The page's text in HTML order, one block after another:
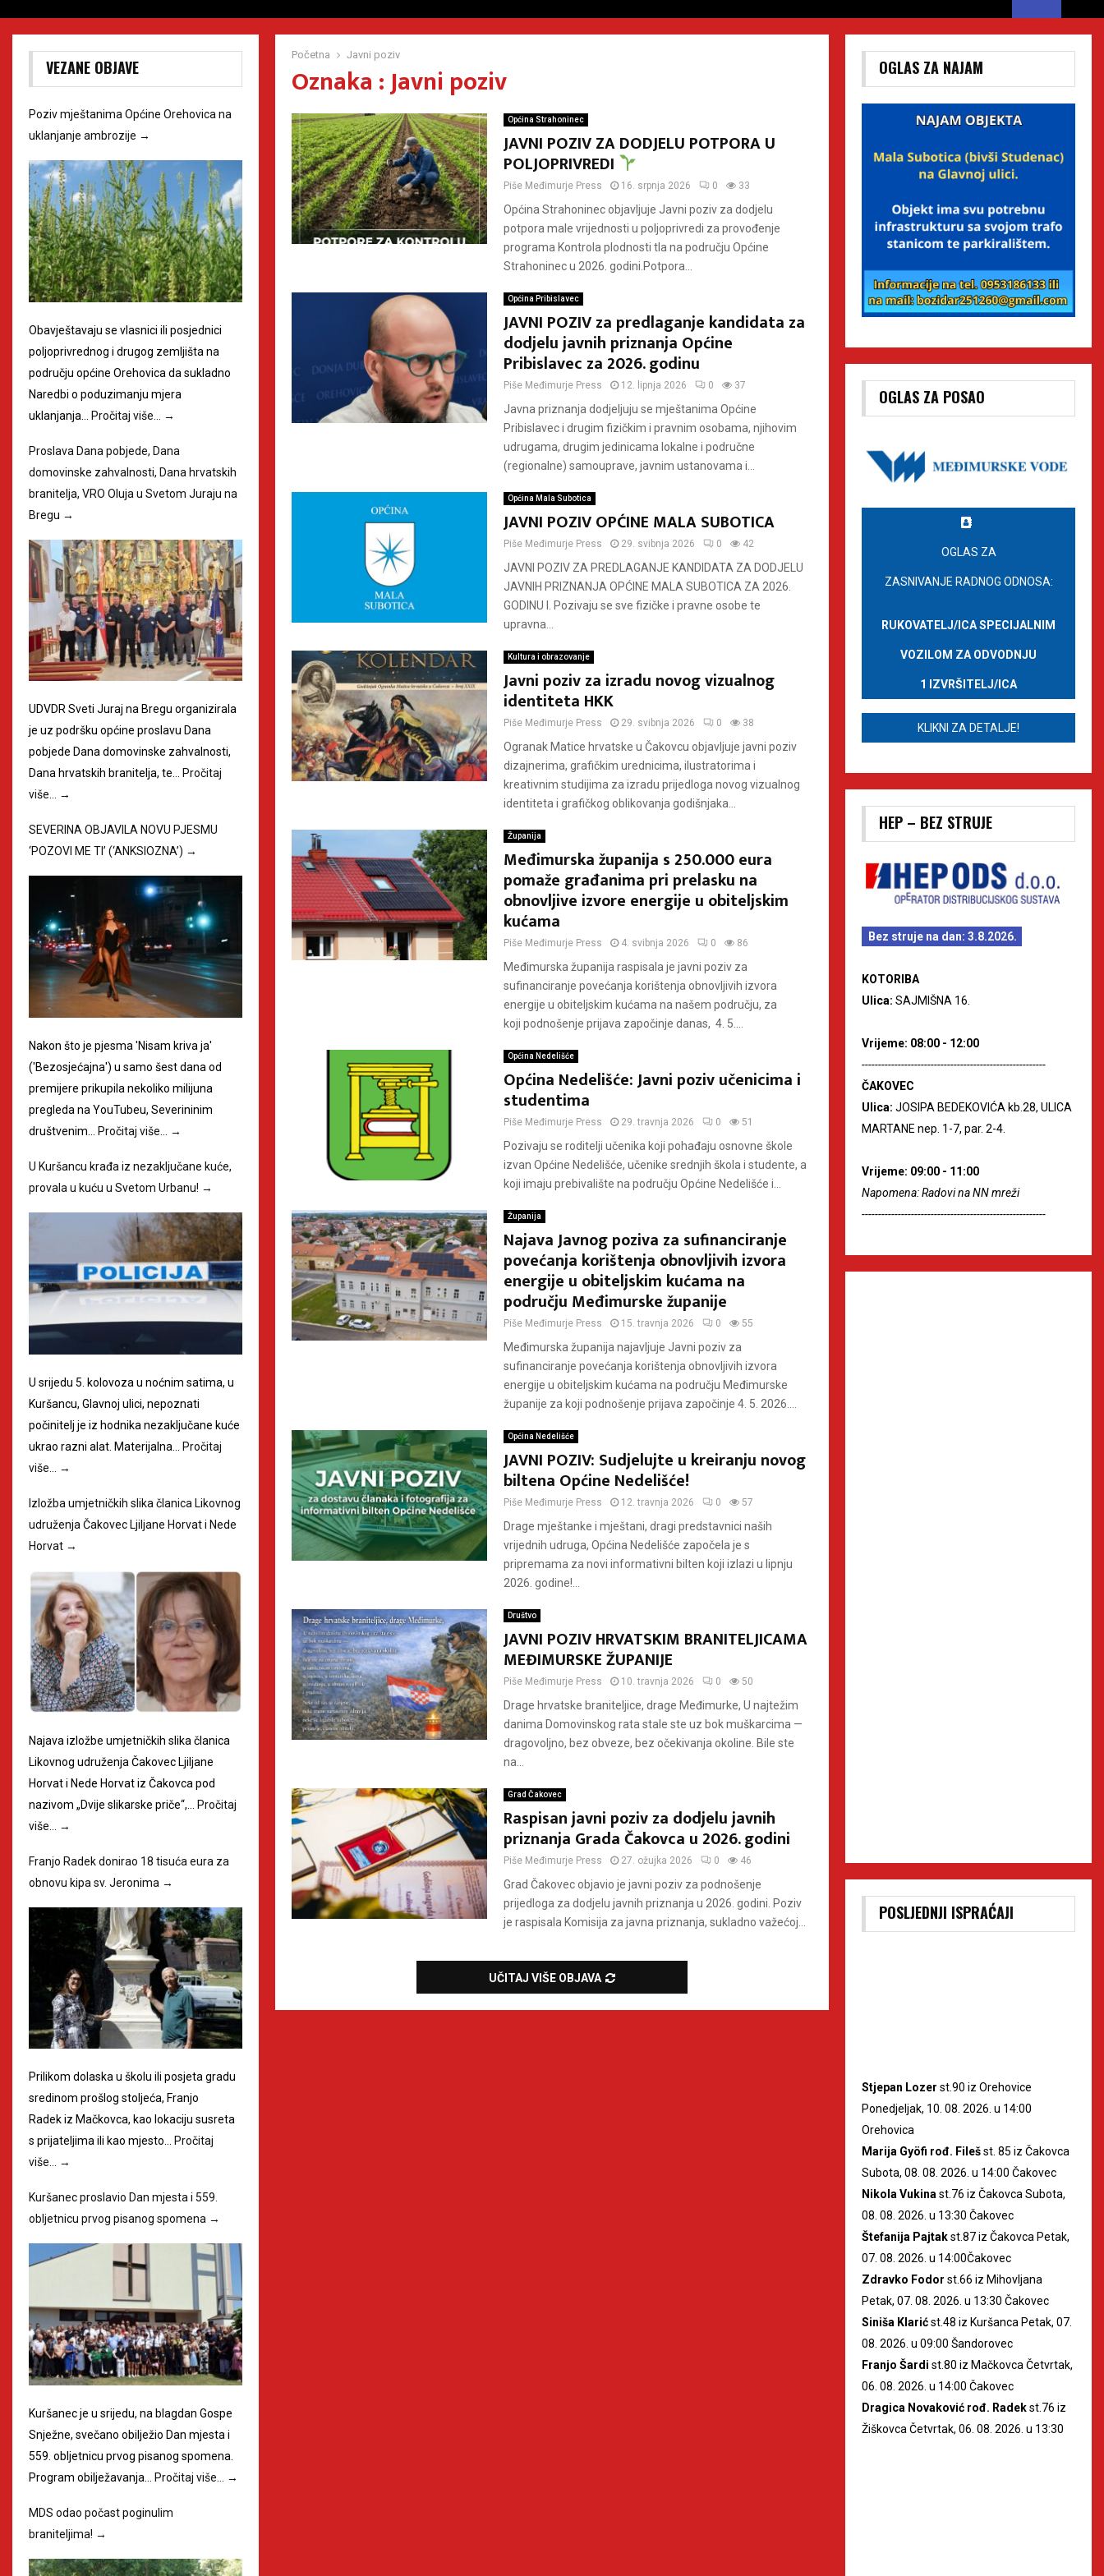
Početna Javni poziv
Oznaka : Javni poziv
Općina Strahoninec
JAVNI POZIV ZA DODJELU POTPORA U
POLJOPRIVREDI
Piše Međimurje Press 16. srpnja 2026 0 33
Općina Strahoninec objavljuje Javni poziv za dodjelu
potpora male vrijednosti u poljoprivredi za provođenje
programa Kontrola plodnosti tla na području Općine
Strahoninec u 2026. godini.Potpora...
Općina Pribislavec
JAVNI POZIV za predlaganje kandidata za
dodjelu javnih priznanja Općine
Pribislavec za 2026. godinu
Piše Međimurje Press 12. lipnja 2026 0 37
Javna priznanja dodjeljuju se mještanima Općine
Pribislavec i drugim fizičkim i pravnim osobama, njihovim
udrugama, drugim jedinicama lokalne i područne
(regionalne) samouprave, javnim ustanovama i...
Općina Mala Subotica
JAVNI POZIV OPĆINE MALA SUBOTICA
Piše Međimurje Press 29. svibnja 2026 0 42
JAVNI POZIV ZA PREDLAGANJE KANDIDATA ZA DODJELU
JAVNIH PRIZNANJA OPĆINE MALA SUBOTICA ZA 2026.
GODINU I. Pozivaju se sve fizičke i pravne osobe te
upravna...
Kultura i obrazovanje
Javni poziv za izradu novog vizualnog
identiteta HKK
Piše Međimurje Press 29. svibnja 2026 0 38
Ogranak Matice hrvatske u Čakovcu objavljuje javni poziv
dizajnerima, grafičkim urednicima, ilustratorima i
kreativnim studijima za izradu prijedloga novog vizualnog
identiteta i grafičkog oblikovanja godišnjaka...
Županija
Međimurska županija s 250.000 eura
pomaže građanima pri prelasku na
obnovljive izvore energije u obiteljskim
kućama
Piše Međimurje Press 4. svibnja 2026 0 86
Međimurska županija raspisala je javni poziv za
sufinanciranje povećanja korištenja obnovljivih izvora
energije u obiteljskim kućama na našem području, za
koji podnošenje prijava započinje danas, 4. 5....
Općina Nedelišće
Općina Nedelišće: Javni poziv učenicima i
studentima
Piše Međimurje Press 29. travnja 2026 0 51
Pozivaju se roditelji učenika koji pohađaju osnovne škole
izvan Općine Nedelišće, učenike srednjih škola i studente, a
koji imaju prebivalište na području Općine Nedelišće i...
Županija
Najava Javnog poziva za sufinanciranje
povećanja korištenja obnovljivih izvora
energije u obiteljskim kućama na
području Međimurske županije
Piše Međimurje Press 15. travnja 2026 0 55
Međimurska županija najavljuje Javni poziv za
sufinanciranje povećanja korištenja obnovljivih izvora
energije u obiteljskim kućama na području Međimurske
županije za koji podnošenje prijava započinje 4. 5. 2026....
Općina Nedelišće
JAVNI POZIV: Sudjelujte u kreiranju novog
biltena Općine Nedelišće!
Piše Međimurje Press 12. travnja 2026 0 57
Drage mještanke i mještani, dragi predstavnici naših
vrijednih udruga, Općina Nedelišće započela je s
pripremama za novi informativni bilten koji izlazi u lipnju
2026. godine!...
Društvo
JAVNI POZIV HRVATSKIM BRANITELJICAMA
MEĐIMURSKE ŽUPANIJE
Piše Međimurje Press 10. travnja 2026 0 50
Drage hrvatske braniteljice, drage Međimurke, U najtežim
danima Domovinskog rata stale ste uz bok muškarcima —
dragovoljno, bez obveze, bez očekivanja okoline. Bile ste
na...
Grad Čakovec
Raspisan javni poziv za dodjelu javnih
priznanja Grada Čakovca u 2026. godini
Piše Međimurje Press 27. ožujka 2026 0 46
Grad Čakovec objavio je javni poziv za podnošenje
prijedloga za dodjelu javnih priznanja u 2026. godini. Poziv
je raspisala Komisija za javna priznanja, sukladno važećoj...
UČITAJ VIŠE OBJAVA
VEZANE OBJAVE
Poziv mještanima Općine Orehovica na
uklanjanje ambrozije →
Obavještavaju se vlasnici ili posjednici
poljoprivrednog i drugog zemljišta na
području općine Orehovica da sukladno
Naredbi o poduzimanju mjera
uklanjanja…
Pročitaj više… →
Proslava Dana pobjede, Dana
domovinske zahvalnosti, Dana hrvatskih
branitelja, VRO Oluja u Svetom Juraju na
Bregu →
UDVDR Sveti Juraj na Bregu organizirala
je uz podršku općine proslavu Dana
pobjede Dana domovinske zahvalnosti,
Dana hrvatskih branitelja, te… Pročitaj
više… →
SEVERINA OBJAVILA NOVU PJESMU
‘POZOVI ME TI’ (‘ANKSIOZNA’) →
Nakon što je pjesma 'Nisam kriva ja'
('Bezosjećajna') u samo šest dana od
premijere prikupila nekoliko milijuna
pregleda na YouTubeu, Severininim
društvenim…
Pročitaj više… →
U Kuršancu krađa iz nezaključane kuće,
provala u kuću u Svetom Urbanu! →
U srijedu 5. kolovoza u noćnim satima, u
Kuršancu, Glavnoj ulici, nepoznati
počinitelj je iz hodnika nezaključane kuće
ukrao razni alat. Materijalna…
Pročitaj
više…
→
Izložba umjetničkih slika članica Likovnog
udruženja Čakovec Ljiljane Horvat i Nede
Horvat →
Najava izložbe umjetničkih slika članica
Likovnog udruženja Čakovec Ljiljane
Horvat i Nede Horvat iz Čakovca pod
nazivom „Dvije slikarske priče“,… Pročitaj
više…
→
Franjo Radek donirao 18 tisuća eura za
obnovu kipa sv. Jeronima →
Prilikom dolaska u školu ili posjeta gradu
sredinom prošlog stoljeća, Franjo
Radek iz Mačkovca, kao lokaciju susreta
s prijateljima ili kao mjesto… Pročitaj
više… →
Kuršanec proslavio Dan mjesta i 559.
obljetnicu prvog pisanog spomena →
Kuršanec je u srijedu, na blagdan Gospe
Snježne, svečano obilježio Dan mjesta i
559. obljetnicu prvog pisanog spomena.
Program obilježavanja…
Pročitaj više… →
MDS odao počast poginulim
braniteljima! →
OGLAS ZA NAJAM
OGLAS ZA POSAO
OGLAS ZA
ZASNIVANJE RADNOG ODNOSA:
RUKOVATELJ/ICA SPECIJALNIM
VOZILOM ZA ODVODNJU
1 IZVRŠITELJ/ICA
KLIKNI ZA DETALJE!
HEP – BEZ STRUJE
Bez struje na dan: 3.8.2026.
KOTORIBA
Ulica: SAJMIŠNA 16.
Vrijeme: 08:00 - 12:00
--------------------------------------------------------
ČAKOVEC
Ulica: JOSIPA BEDEKOVIĆA kb.28, ULICA
MARTANE nep. 1-7, par. 2-4.
Vrijeme: 09:00 - 11:00
Napomena: Radovi na NN mreži
--------------------------------------------------------
POSLJEDNJI ISPRAĆAJI
Stjepan Lozer st.90 iz Orehovice
Ponedjeljak, 10. 08. 2026. u 14:00
Orehovica
Marija Gyöfi rođ. Filešst. 85 iz Čakovca
Subota, 08. 08. 2026. u 14:00 Čakovec
Nikola Vukina st.76 iz Čakovca Subota,
08. 08. 2026. u 13:30 Čakovec
Štefanija Pajtakst.87 iz Čakovca Petak,
07. 08. 2026. u 14:00Čakovec
Zdravko Fodor st.66 iz Mihovljana
Petak, 07. 08. 2026. u 13:30 Čakovec
Siniša Klarićst.48 iz Kuršanca Petak, 07.
08. 2026. u 09:00 Šandorovec
Franjo Šardi st.80 iz Mačkovca Četvrtak,
06. 08. 2026. u 14:00 Čakovec
Dragica Novaković rođ. Radekst.76 iz
Žiškovca Četvrtak, 06. 08. 2026. u 13:30